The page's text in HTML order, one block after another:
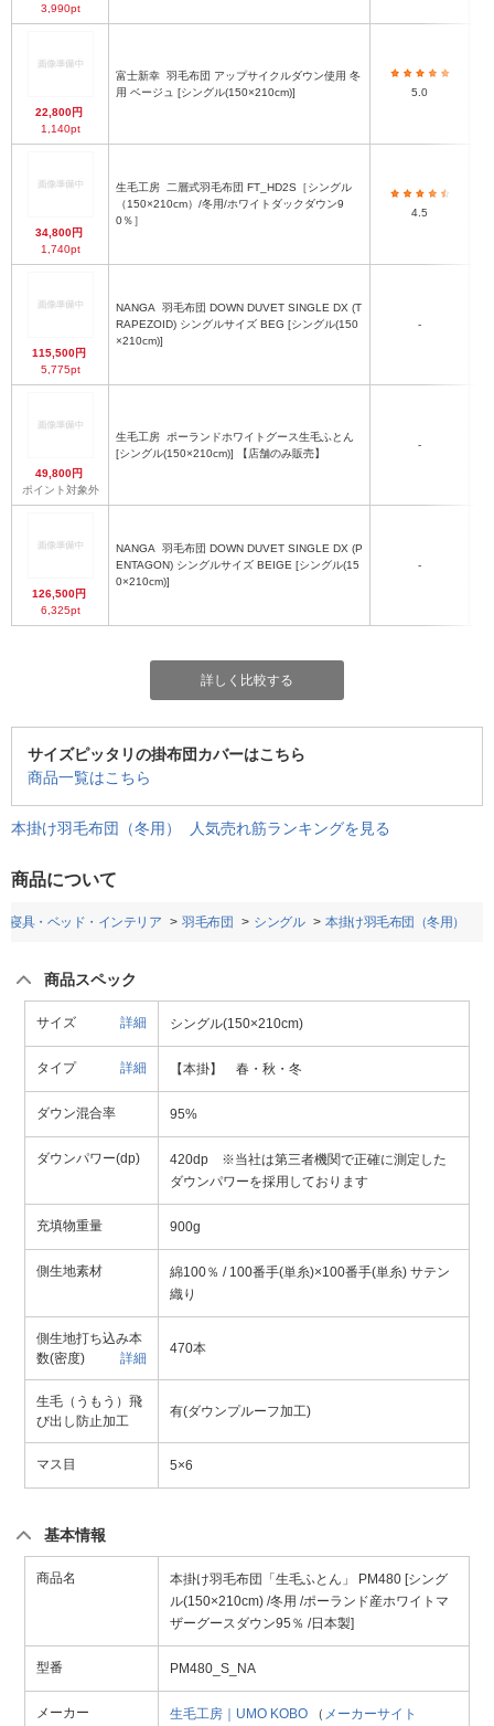
3,990pt
22,800円
1,140pt
富士新幸
用 ベージュ [シングル(150×210cm)]
5.0
34,800円
1,740pt
生毛工房
（150×210cm）/冬用/ホワイトダックダウン9
0％］
4.5
115,500円
5,775pt
NANGA
RAPEZOID) シングルサイズ BEG [シングル(150
×210cm)]
-
49,800円
ポイント対象外
生毛工房
[シングル(150×210cm)] 【店舗のみ販売】
-
126,500円
6,325pt
NANGA
ENTAGON) シングルサイズ BEIGE [シングル(15
0×210cm)]
-
詳しく比較する
サイズピッタリの掛布団カバーはこちら
商品一覧はこちら
本掛け羽毛布団（冬用） 人気売れ筋ランキングを見る
商品について
寝具・ベッド・インテリア 羽毛布団 シングル 本掛け羽毛布団（冬用）
商品スペック
サイズ 詳細 シングル(150×210cm)
タイプ 詳細 【本掛】 春・秋・冬
ダウン混合率 95%
ダウンパワー(dp)
420dp ※当社は第三者機関で正確に測定した
ダウンパワーを採用しております
充填物重量 900g
側生地素材
綿100％ / 100番手(単糸)×100番手(単糸) サテン
織り
側生地打ち込み本
数(密度)
詳細
470本
生毛（うもう）飛
び出し防止加工
有(ダウンプルーフ加工)
マス目 5×6
基本情報
商品名
本掛け羽毛布団「生毛ふとん」 PM480 [シング
ル(150×210cm) /冬用 /ポーランド産ホワイトマ
ザーグースダウン95％ /日本製]
型番 PM480_S_NA
メーカー 生毛工房｜UMO KOBO （ メーカーサイト